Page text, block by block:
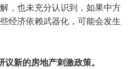
，也未充分认识到，如果中方
经济依赖武器化，可能会发生
新的房地产刺激政策。